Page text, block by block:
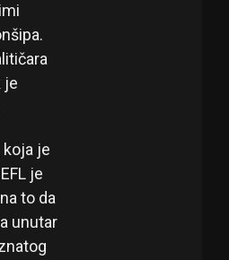
je
je
je
to da
unutar